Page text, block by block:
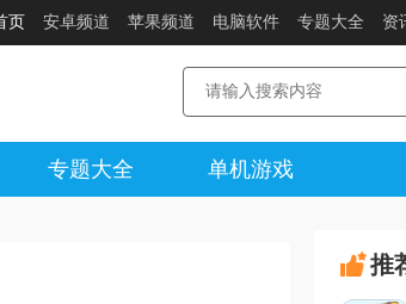
页 安卓频道 苹果频道 电脑软件 专题大全 资
专题大全 单机游戏
推